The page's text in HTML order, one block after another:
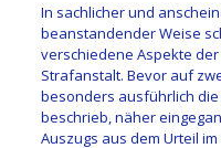
In sachlicher und
beanstandender Weise
verschiedene Aspekte
Strafanstalt. Bevor auf
besonders ausführlich
beschrieb, näher
Auszugs aus dem Urteil